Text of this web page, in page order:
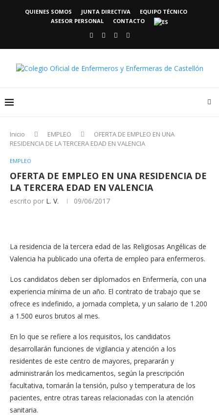
QUIENES SOMOS JUNTA DIRECTIVA
EQUIPO TÉCNICO
ASESOR PERSONAL
CONTACTO
Inicio EMPLEO
OFERTA DE EMPLEO EN UNA
RESIDENCIA DE LA TERCERA EDAD EN VALENCIA
EMPLEO
OFERTA DE EMPLEO EN UNA RESIDENCIA DE
LA TERCERA EDAD EN VALENCIA
escrito por L. V. 09/06/2017
La residencia de la tercera edad de las Religiosas Angélicas de
Valencia ha publicado una oferta de empleo para enfermeros.
Los candidatos deben ser diplomados en Enfermería, con una
experiencia mínima de un año. El contrato de trabajo que se
ofrece es indefinido, a jornada completa, y un salario de 1.200
a 1.500 euros brutos al mes.
En lo que se refiere a los requisitos, los candidatos
desarrollarán funciones de vigilancia y atención a los
residentes de este centro de mayores, prepararán y
administrarán los medicamentos, según la prescripción
facultativa, tomarán la tensión, pulso y temperatura de los
pacientes, entre otras tareas relacionadas con la atención
sanitaria.